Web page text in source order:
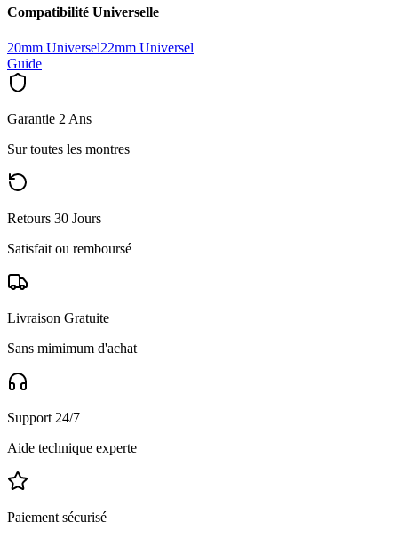
Compatibilité Universelle
20mm Universel22mm Universel
Guide
Garantie 2 Ans
Sur toutes les montres
Retours 30 Jours
Satisfait ou remboursé
Livraison Gratuite
Sans mimimum d'achat
Support 24/7
Aide technique experte
Paiement sécurisé